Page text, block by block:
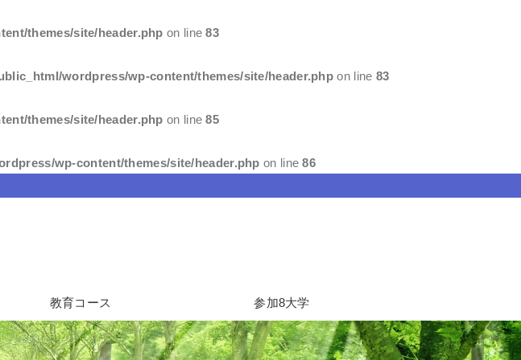
themes/site/header.php on line83
wordpress/wp-content/themes/site/header.php on line 83
themes/site/header.php on line85
wp-content/themes/site/header.php on line86
教育コース 参加8大学